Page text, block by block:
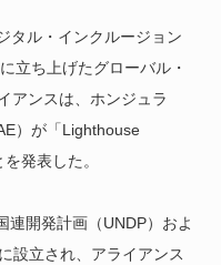
タル・インクルージョン
立ち上げたグローバル・
アンスは、ホンジュラ
）が「Lighthouse
発表した。
開発計画（UNDP）およ
設立され、アライアンス